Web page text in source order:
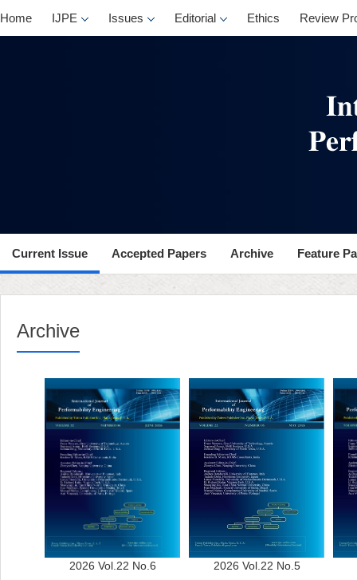
Home IJPE Issues Editorial Ethics Review
Current Issue Accepted Papers Archive Feature
Archive
2026 Vol.22 No.6 2026 Vol.22 No.5